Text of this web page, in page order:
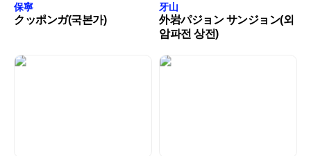
保寧
クッポンガ(국본가)
牙山
外岩パジョン サンジョン(외
암파전 상전)